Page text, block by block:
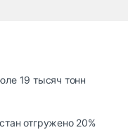
19 тысяч тонн
отгружено 20%